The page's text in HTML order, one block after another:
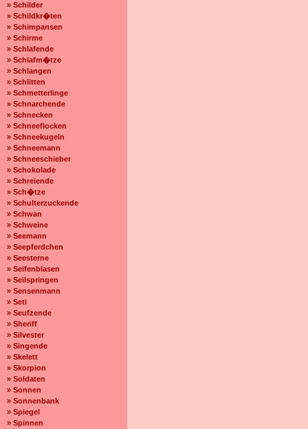
» Schilder
» Schildkr�ten
» Schimpansen
» Schirme
» Schlafende
» Schlafm�tze
» Schlangen
» Schlitten
» Schmetterlinge
» Schnarchende
» Schnecken
» Schneeflocken
» Schneekugeln
» Schneemann
» Schneeschieber
» Schokolade
» Schreiende
» Sch�tze
» Schulterzuckende
» Schwan
» Schweine
» Seemann
» Seepferdchen
» Seesterne
» Seifenblasen
» Seilspringen
» Sensenmann
» Seti
» Seufzende
» Sheriff
» Silvester
» Singende
» Skelett
» Skorpion
» Soldaten
» Sonnen
» Sonnenbank
» Spiegel
» Spinnen